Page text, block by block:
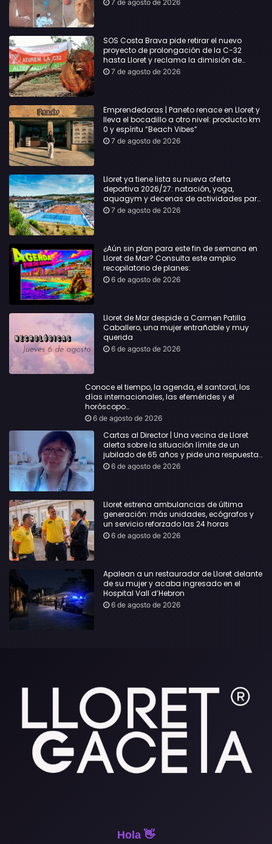
7 de agosto de 2026
SOS Costa Brava pide retirar el nuevo
proyecto de prolongación de la C-32
hasta Lloret y reclama la dimisión de
Sílvia Paneque
7 de agosto de 2026
Emprendedoras | Paneto renace en Lloret y
lleva el bocadillo a otro nivel: producto km
0 y espíritu “Beach Vibes”
7 de agosto de 2026
Lloret ya tiene lista su nueva oferta
deportiva 2026/27: natación, yoga,
aquagym y decenas de actividades para
todas las edades
7 de agosto de 2026
¿Aún sin plan para este fin de semana en
Lloret de Mar? Consulta este amplio
recopilatorio de planes:
6 de agosto de 2026
Lloret de Mar despide a Carmen Patilla
Caballero, una mujer entrañable y muy
querida
6 de agosto de 2026
Conoce el tiempo, la agenda, el santoral, los
días internacionales, las efemérides y el
horóscopo…
6 de agosto de 2026
Cartas al Director | Una vecina de Lloret
alerta sobre la situación límite de un
jubilado de 65 años y pide una respuesta
urgente
6 de agosto de 2026
Lloret estrena ambulancias de última
generación: más unidades, ecógrafos y
un servicio reforzado las 24 horas
6 de agosto de 2026
Apalean a un restaurador de Lloret delante
de su mujer y acaba ingresado en el
Hospital Vall d’Hebron
6 de agosto de 2026
Hola 👋